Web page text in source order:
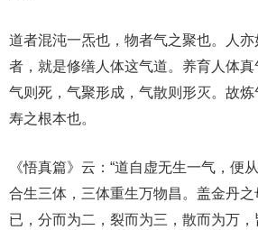
道者混沌一炁也，物者气之聚也。人
者，就是修缮人体这气道。养育人体
气则死，气聚形成，气散则形灭。故
寿之根本也。
《悟真篇》云：“道自虚无生一气，便
合生三体，三体重生万物昌。盖金丹
已，分而为二，裂而为三，散而为万